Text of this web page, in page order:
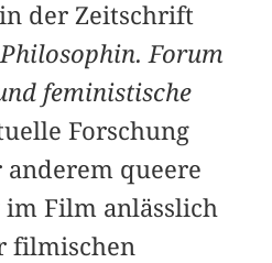
der Zeitschrift
Forum
feministische
Forschung
queere
Film anlässlich
filmischen